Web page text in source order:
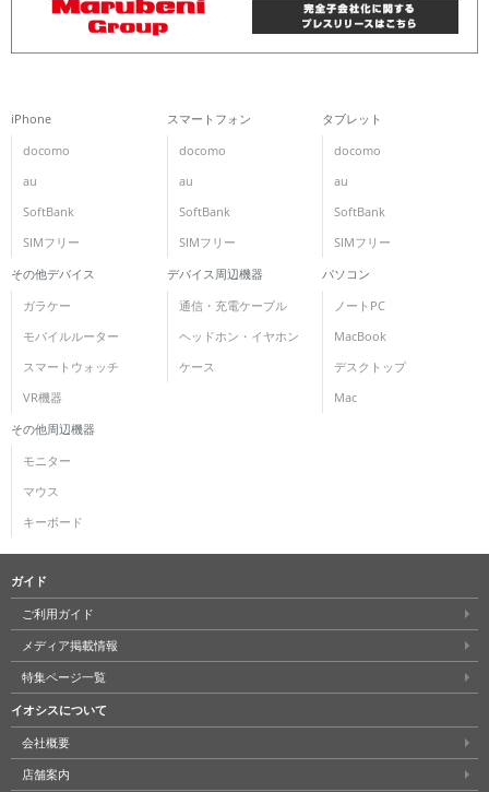
iPhone
docomo
au
SoftBank
SIMフリー
スマートフォン
docomo
au
SoftBank
SIMフリー
タブレット
docomo
au
SoftBank
SIMフリー
その他デバイス
ガラケー
モバイルルーター
スマートウォッチ
VR機器
デバイス周辺機器
通信・充電ケーブル
ヘッドホン・イヤホン
ケース
パソコン
ノートPC
MacBook
デスクトップ
Mac
その他周辺機器
モニター
マウス
キーボード
ガイド
ご利用ガイド
メディア掲載情報
特集ページ一覧
イオシスについて
会社概要
店舗案内